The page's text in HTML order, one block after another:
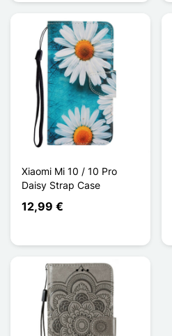
Xiaomi Mi 10 / 10 Pro
Daisy Strap Case
12,99 €